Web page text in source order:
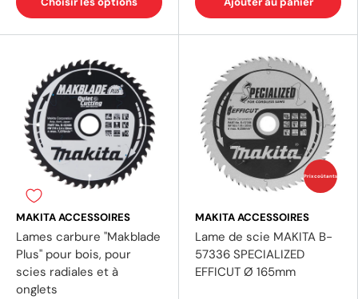
MAKITA ACCESSOIRES
Lames carbure "Makblade
Plus" pour bois, pour
scies radiales et à
onglets
Prix coûtants
MAKITA ACCESSOIRES
Lame de scie MAKITA B-
57336 SPECIALIZED
EFFICUT Ø 165mm